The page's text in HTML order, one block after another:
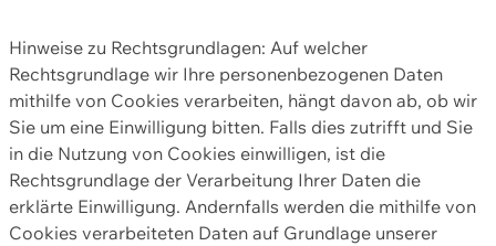
Hinweise zu Rechtsgrundlagen: Auf welcher
Rechtsgrundlage wir Ihre personenbezogenen Daten
mithilfe von Cookies verarbeiten, hängt davon ab, ob wir
Sie um eine Einwilligung bitten. Falls dies zutrifft und Sie
in die Nutzung von Cookies einwilligen, ist die
Rechtsgrundlage der Verarbeitung Ihrer Daten die
erklärte Einwilligung. Andernfalls werden die mithilfe von
Cookies verarbeiteten Daten auf Grundlage unserer